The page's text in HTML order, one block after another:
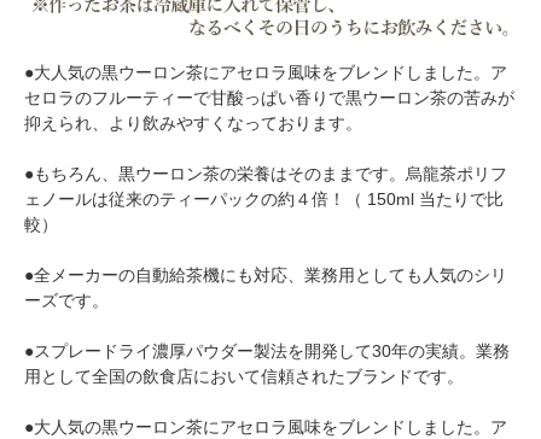
●大人気の黒ウーロン茶にアセロラ風味をブレンドしました。ア
セロラのフルーティーで甘酸っぱい香りで黒ウーロン茶の苦みが
抑えられ、より飲みやすくなっております。
●もちろん、黒ウーロン茶の栄養はそのままです。烏龍茶ポリフ
ェノールは従来のティーパックの約４倍！（ 150ml 当たりで比
較）
●全メーカーの自動給茶機にも対応、業務用としても人気のシリ
ーズです。
●スプレードライ濃厚パウダー製法を開発して30年の実績。業務
用として全国の飲食店において信頼されたブランドです。
●大人気の黒ウーロン茶にアセロラ風味をブレンドしました。ア